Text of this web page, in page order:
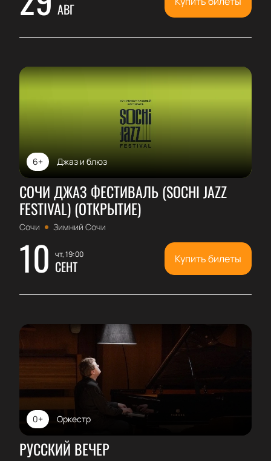
АВГ
Джаз и блюз
6+
СОЧИ ДЖАЗ ФЕСТИВАЛЬ (SOCHI JAZZ
FESTIVAL) (ОТКРЫТИЕ)
Сочи Зимний Сочи
10 чт, 19:00
СЕНТ Купить билеты
Оркестр
0+
РУССКИЙ ВЕЧЕР